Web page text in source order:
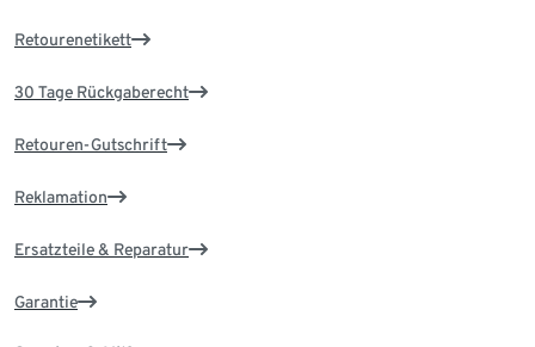
Retourenetikett
30 Tage Rückgaberecht
Retouren-Gutschrift
Reklamation
Ersatzteile & Reparatur
Garantie